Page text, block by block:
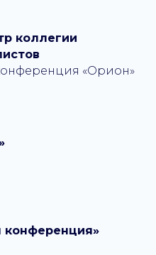
коллегии
«Орион»
конференция»